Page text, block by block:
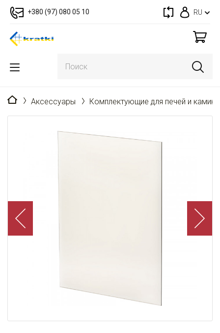
+380 (97) 080 05 10 RU
Главная
Аксессуары Комплектующие для печей и